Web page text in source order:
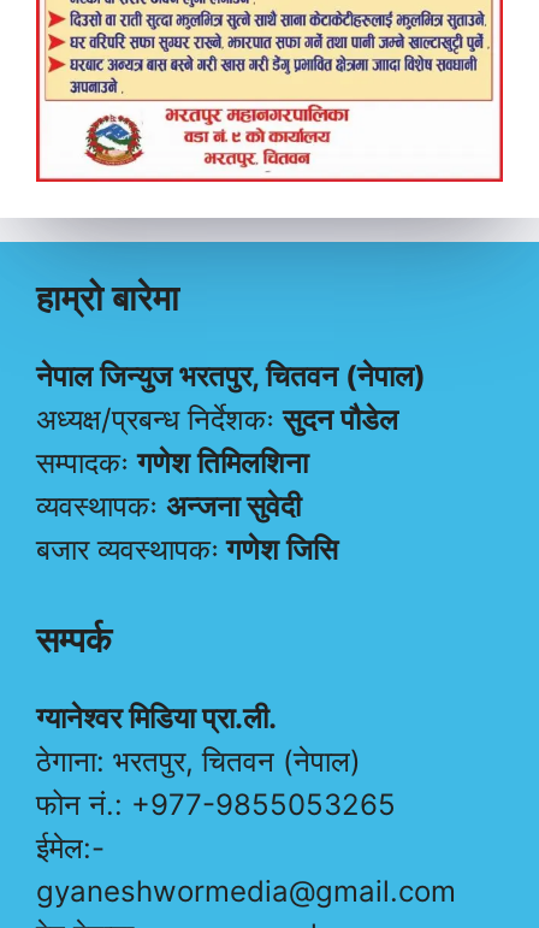
हाम्रो बारेमा
नेपाल जिन्युज भरतपुर, चितवन (नेपाल)
अध्यक्ष/प्रबन्ध निर्देशकःसुदन पौडेल
सम्पादकःगणेश तिमिलशिना
व्यवस्थापकः अन्जना सुवेदी
बजार व्यवस्थापकः गणेश जिसि
सम्पर्क
ग्यानेश्वर मिडिया प्रा.ली.
ठेगाना: भरतपुर, चितवन (नेपाल)
फोन नं.: +977-9855053265
ईमेल:-
gyaneshwormedia@gmail.com